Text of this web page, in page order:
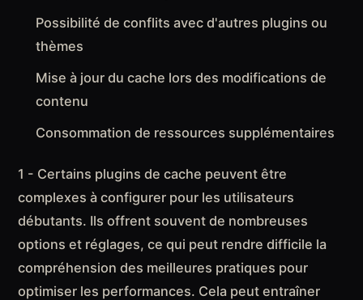
Possibilité de conflits avec d'autres plugins ou
thèmes
Mise à jour du cache lors des modifications de
contenu
Consommation de ressources supplémentaires
1 - Certains plugins de cache peuvent être
complexes à configurer pour les utilisateurs
débutants. Ils offrent souvent de nombreuses
options et réglages, ce qui peut rendre difficile la
compréhension des meilleures pratiques pour
optimiser les performances. Cela peut entraîner